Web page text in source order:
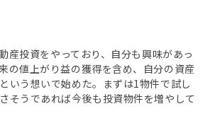
産投資をやっており、自分も興味があっ
の値上がり益の獲得を含め、自分の資産
いう想いで始めた。まずは1物件で試し
そうであれば今後も投資物件を増やして